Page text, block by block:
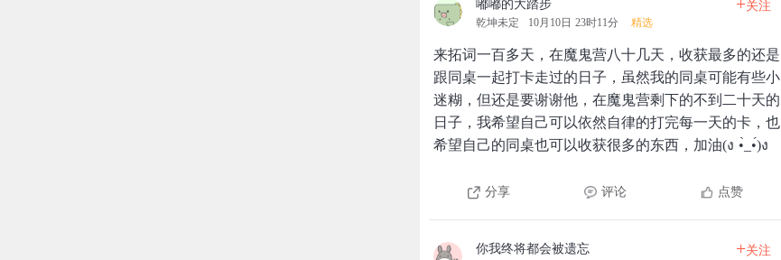
嘟嘟的大踏步
乾坤未定 10月10日 23时11分 精选
关注
来拓词一百多天，在魔鬼营八十几天，收获最多的还是
跟同桌一起打卡走过的日子，虽然我的同桌可能有些小
迷糊，但还是要谢谢他，在魔鬼营剩下的不到二十天的
日子，我希望自己可以依然自律的打完每一天的卡，也
希望自己的同桌也可以收获很多的东西，加油(ง •̀_•́)ง
分享 评论 点赞
你我终将都会被遗忘 +关注